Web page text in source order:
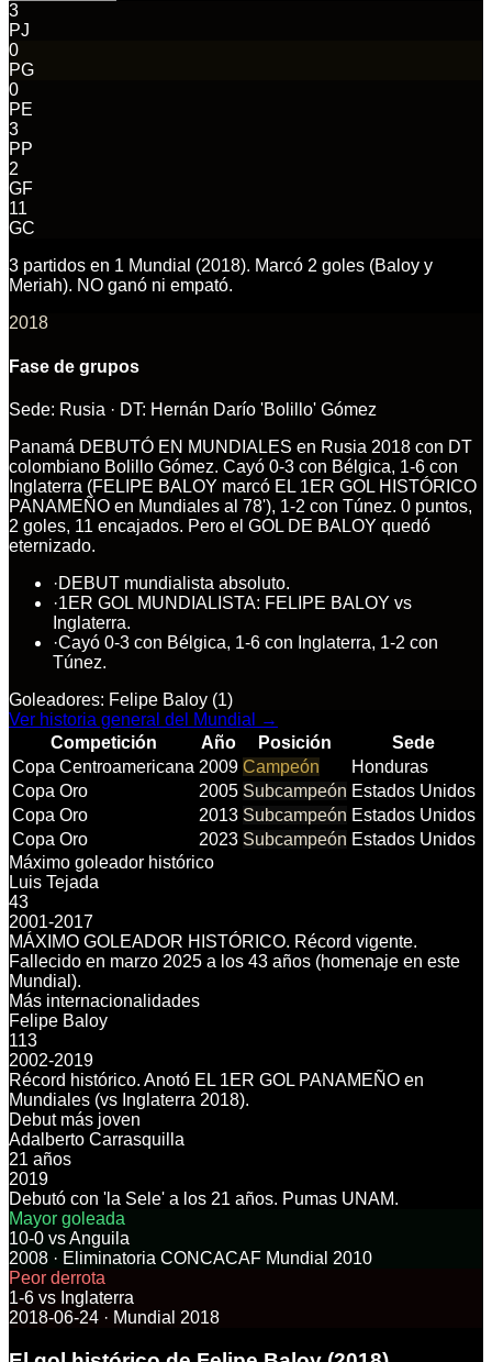
3
PJ
0
PG
0
PE
3
PP
2
GF
11
GC
3 partidos en 1 Mundial (2018). Marcó 2 goles (Baloy y
Meriah). NO ganó ni empató.
2018
Fase de grupos
Sede: Rusia · DT: Hernán Darío 'Bolillo' Gómez
Panamá DEBUTÓ EN MUNDIALES en Rusia 2018 con DT
colombiano Bolillo Gómez. Cayó 0-3 con Bélgica, 1-6 con
Inglaterra (FELIPE BALOY marcó EL 1ER GOL HISTÓRICO
PANAMEÑO en Mundiales al 78'), 1-2 con Túnez. 0 puntos,
2 goles, 11 encajados. Pero el GOL DE BALOY quedó
eternizado.
·DEBUT mundialista absoluto.
·1ER GOL MUNDIALISTA: FELIPE BALOY vs
Inglaterra.
·Cayó 0-3 con Bélgica, 1-6 con Inglaterra, 1-2 con
Túnez.
Goleadores: Felipe Baloy (1)
Ver historia general del Mundial →
Competición
Año Posición
Sede
Copa Centroamericana 2009 Campeón
Honduras
Copa Oro
2005 Subcampeón Estados Unidos
Copa Oro
2013 Subcampeón Estados Unidos
Copa Oro
2023 Subcampeón Estados Unidos
Máximo goleador histórico
Luis Tejada
43
2001-2017
MÁXIMO GOLEADOR HISTÓRICO. Récord vigente.
Fallecido en marzo 2025 a los 43 años (homenaje en este
Mundial).
Más internacionalidades
Felipe Baloy
113
2002-2019
Récord histórico. Anotó EL 1ER GOL PANAMEÑO en
Mundiales (vs Inglaterra 2018).
Debut más joven
Adalberto Carrasquilla
21 años
2019
Debutó con 'la Sele' a los 21 años. Pumas UNAM.
Mayor goleada
10-0 vsAnguila
2008 · Eliminatoria CONCACAF Mundial 2010
Peor derrota
1-6 vs Inglaterra
2018-06-24 · Mundial 2018